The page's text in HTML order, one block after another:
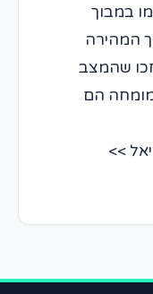
במבוך
המהירה
שהמצב
מומחה הם
>>